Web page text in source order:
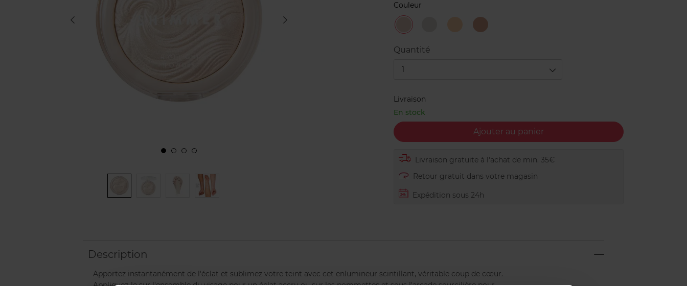
Couleur
Peach
Diamond Shimmer
Radiant
Cashmere
Quantité
1
Livraison
En stock
Ajouter au panier
Livraison gratuite à l'achat de min. 35€
Retour gratuit dans votre magasin
Expédition sous 24h
Description
Apportez instantanément de l'éclat et sublimez votre teint avec cet enlumineur scintillant, véritable coup de cœur.